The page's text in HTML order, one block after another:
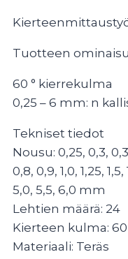
Tuotteen
60 ° kierrekulma
0,25 – 6 mm: n
Tekniset tiedot
Nousu: 0,25, 0,3,
0,8, 0,9, 1,0, 1,25,
5,0, 5,5, 6,0 mm
Lehtien määrä: 24
Kierteen kulma: 60
Materiaali: Teräs